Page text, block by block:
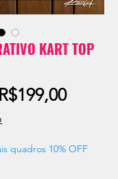
KART TOP
R$199,00Preço
quadros 10% OFF